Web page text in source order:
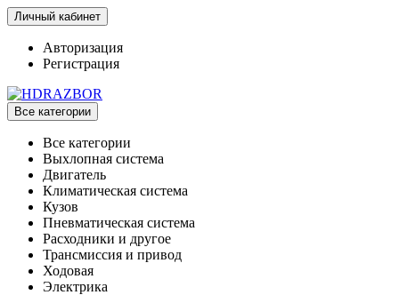
Личный кабинет
Авторизация
Регистрация
Все категории
Все категории
Выхлопная система
Двигатель
Климатическая система
Кузов
Пневматическая система
Расходники и другое
Трансмиссия и привод
Ходовая
Электрика